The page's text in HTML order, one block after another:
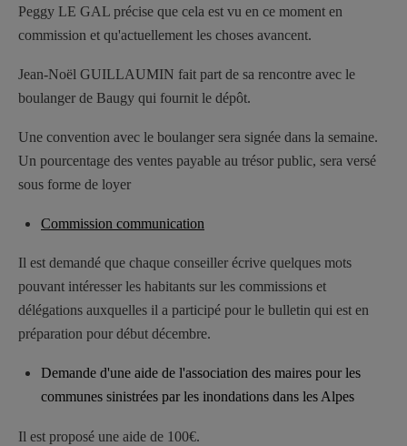
Peggy LE GAL précise que cela est vu en ce moment en
commission et qu'actuellement les choses avancent.
Jean-Noël GUILLAUMIN fait part de sa rencontre avec le
boulanger de Baugy qui fournit le dépôt.
Une convention avec le boulanger sera signée dans la semaine.
Un pourcentage des ventes payable au trésor public, sera versé
sous forme de loyer
Commission communication
Il est demandé que chaque conseiller écrive quelques mots
pouvant intéresser les habitants sur les commissions et
délégations auxquelles il a participé pour le bulletin qui est en
préparation pour début décembre.
Demande d'une aide de l'association des maires pour les
communes sinistrées par les inondations dans les Alpes
Il est proposé une aide de 100€.